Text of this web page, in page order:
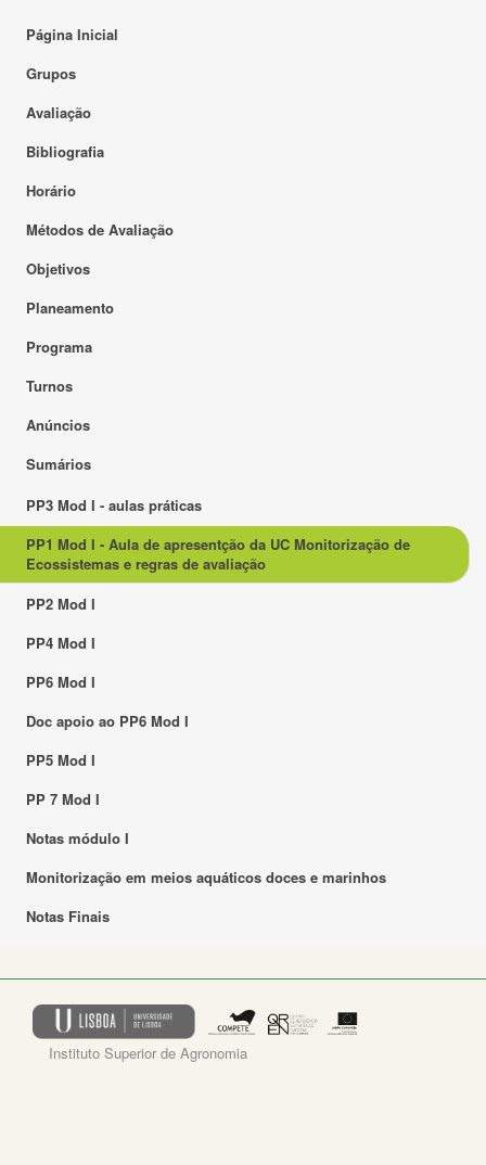
Página Inicial
Grupos
Avaliação
Bibliografia
Horário
Métodos de Avaliação
Objetivos
Planeamento
Programa
Turnos
Anúncios
Sumários
PP3 Mod I - aulas práticas
PP1 Mod I - Aula de apresentção da UC Monitorização de
Ecossistemas e regras de avaliação
PP2 Mod I
PP4 Mod I
PP6 Mod I
Doc apoio ao PP6 Mod I
PP5 Mod I
PP 7 Mod I
Notas módulo I
Monitorização em meios aquáticos doces e marinhos
Notas Finais
Instituto Superior de Agronomia